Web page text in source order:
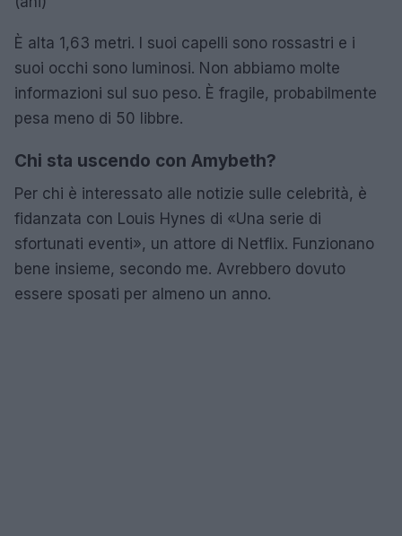
È alta 1,63 metri. I suoi capelli sono rossastri e i
suoi occhi sono luminosi. Non abbiamo molte
informazioni sul suo peso. È fragile, probabilmente
pesa meno di 50 libbre.
Chi sta uscendo con Amybeth?
Per chi è interessato alle notizie sulle celebrità, è
fidanzata con Louis Hynes di «Una serie di
sfortunati eventi», un attore di Netflix. Funzionano
bene insieme, secondo me. Avrebbero dovuto
essere sposati per almeno un anno.